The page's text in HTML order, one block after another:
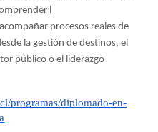
l
procesos reales de
la gestión de destinos, el
público o el liderazgo
programas/diplomado-en-